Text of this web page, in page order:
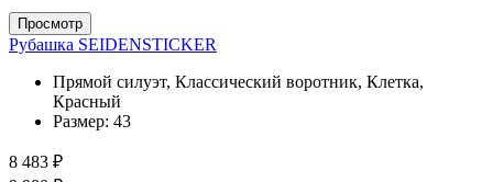
Просмотр
Рубашка SEIDENSTICKER
Прямой силуэт, Классический воротник, Клетка,
Красный
Размер: 43
8 483 ₽